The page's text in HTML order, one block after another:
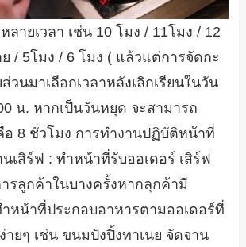
ลายเวลา เช่น 10 โมง / 11โมง / 12
ย / 5โมง / 6 โมง ( แล้วแต่การจัดกะ
วนมาเลือกเวลาหลังเลิกเรียนในวัน
น. หากเป็นวันหยุด จะสามารถ
อ 8 ชั่วโมง การทำงานปฏิบัติหน้าที่
เสิร์ฟ : ทำหน้าที่รับออเดอร์ เสิร์ฟ
รลูกค้าในบางครั้งหากลุกค้ามี
หน้าที่ประกอบอาหารตามออเดอร์ที่
ายๆ เช่น ขนมปังปิ้งทาเนย จัดจาน